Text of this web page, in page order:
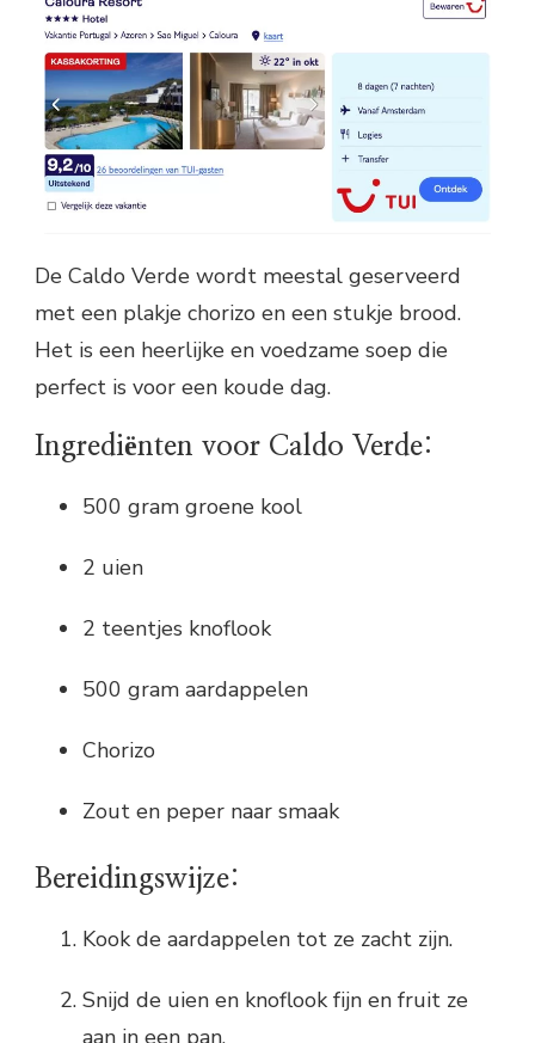
De Caldo Verde wordt meestal geserveerd
met een plakje chorizo en een stukje brood.
Het is een heerlijke en voedzame soep die
perfect is voor een koude dag.
Ingrediënten voor Caldo Verde:
500 gram groene kool
2 uien
2 teentjes knoflook
500 gram aardappelen
Chorizo
Zout en peper naar smaak
Bereidingswijze:
Kook de aardappelen tot ze zacht zijn.
Snijd de uien en knoflook fijn en fruit ze
aan in een pan.